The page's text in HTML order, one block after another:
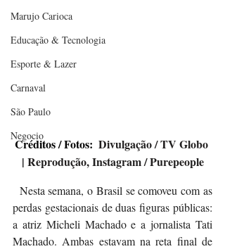
Marujo Carioca
Educação & Tecnologia
Esporte & Lazer
Carnaval
São Paulo
Negocio
Créditos / Fotos: Divulgação / TV Globo
| Reprodução, Instagram / Purepeople
perdas gestacionais de duas figuras públicas:
a atriz Micheli Machado e a jornalista Tati
Machado. Ambas estavam na reta final de